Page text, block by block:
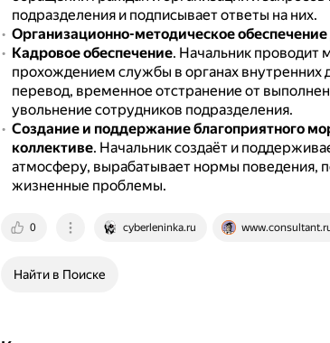
подразделения и подписывает ответы на них.
Организационно-методическое
Кадровое обеспечение. Начальник проводит
прохождением службы в органах внутренних
перевод, временное отстранение от
увольнение сотрудников подразделения.
Создание и поддержание благоприятного
коллективе. Начальник создаёт и
атмосферу, вырабатывает нормы поведения,
жизненные проблемы.
0 cyberleninka.ru
Найти в Поиске